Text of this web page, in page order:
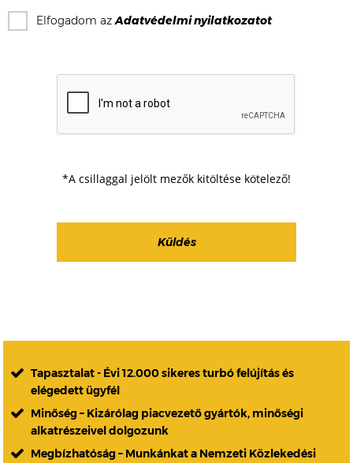
Elfogadom azAdatvédelmi nyilatkozatot
*A csillaggal jelölt mezők kitöltése kötelező!
Tapasztalat - Évi 12.000 sikeres turbó felújítás és
elégedett ügyfél
Minőség – Kizárólag piacvezető gyártók, minőségi
alkatrészeivel dolgozunk
Megbízhatóság – Munkánkat a Nemzeti Közlekedési